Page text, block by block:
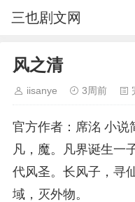
三也剧文网
风之清
iisanye 3周前
官方作者：席洺 小说
凡，魔。凡界诞生一
代风圣。长风子，寻
域，灭外物。